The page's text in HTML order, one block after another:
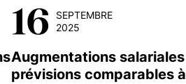
16
SEPTEMBRE
2025
Augmentations
prévisions comparables